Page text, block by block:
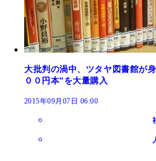
大批判の渦中、ツタヤ図書館が
００円本”を大量購入
2015年09月07日 06:00